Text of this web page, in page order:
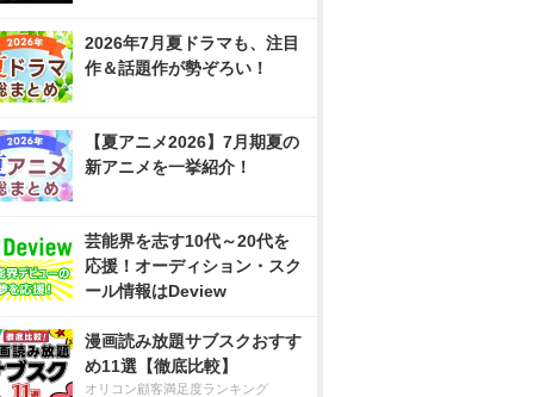
2026年7月夏ドラマも、注目
作＆話題作が勢ぞろい！
【夏アニメ2026】7月期夏の
新アニメを一挙紹介！
芸能界を志す10代～20代を
応援！オーディション・スク
ール情報はDeview
漫画読み放題サブスクおすす
め11選【徹底比較】
オリコン顧客満足度ランキング